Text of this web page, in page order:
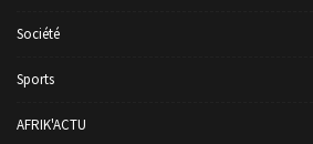
Société
Sports
AFRIK'ACTU